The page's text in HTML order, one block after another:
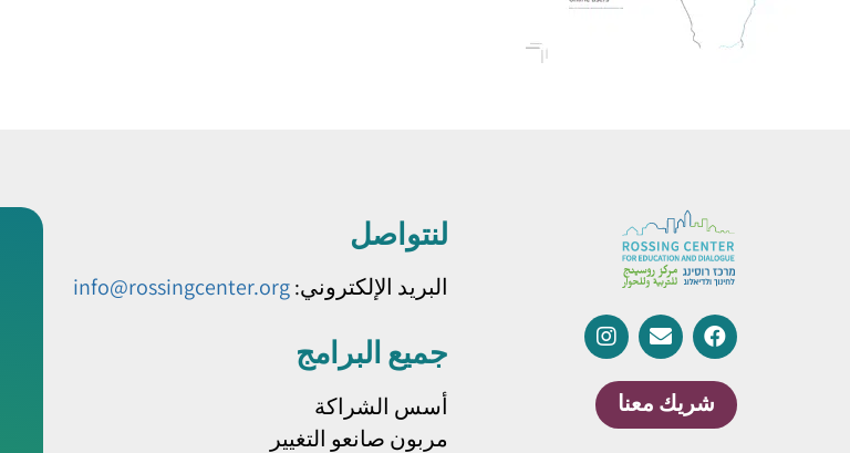
شريك معنا
لنتواصل
البريد الإلكتروني:info@rossingcenter.org
جميع البرامج
أسس الشراكة
مربون صانعو التغيير